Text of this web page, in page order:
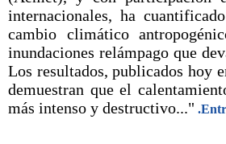
internacionales, ha
cambio climático
inundaciones relámpago que
Los resultados, publicados hoy
demuestran que el
más intenso y destructivo..."